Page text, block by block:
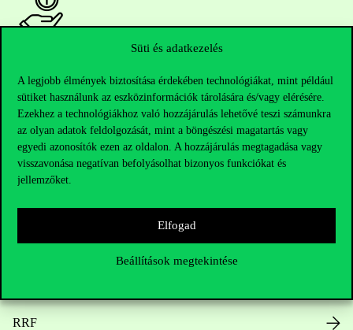
Süti és adatkezelés
A legjobb élmények biztosítása érdekében technológiákat, mint például
sütiket használunk az eszközinformációk tárolására és/vagy elérésére.
Ezekhez a technológiákhoz való hozzájárulás lehetővé teszi számunkra
az olyan adatok feldolgozását, mint a böngészési magatartás vagy
egyedi azonosítók ezen az oldalon. A hozzájárulás megtagadása vagy
visszavonása negatívan befolyásolhat bizonyos funkciókat és
jellemzőket.
Elfogad
Beállítások megtekintése
Nyitvatartás
Házirend
Közérdekű adatok
Karrier
RRF